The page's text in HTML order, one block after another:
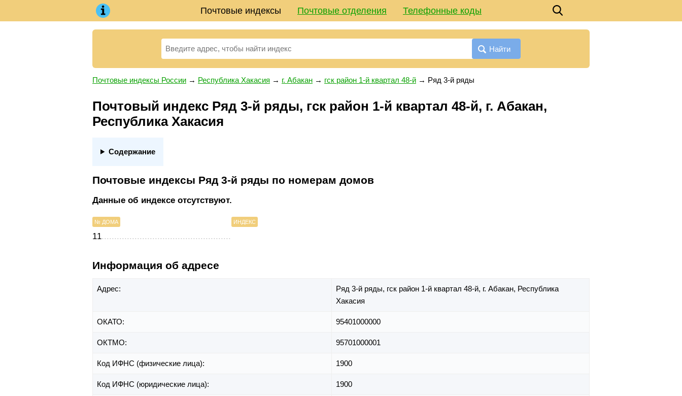
Почтовые индексы Почтовые отделения Телефонные коды
Найти
Почтовые индексы России → Республика Хакасия → г. Абакан → гск район 1-й квартал 48-й → Ряд 3-й ряды
Почтовый индекс Ряд 3-й ряды, гск район 1-й квартал 48-й, г. Абакан,
Республика Хакасия
Содержание
Почтовые индексы Ряд 3-й ряды по номерам домов
Данные об индексе отсутствуют.
№ ДОМА ИНДЕКС
11
Информация об адресе
Адрес: Ряд 3-й ряды, гск район 1-й квартал 48-й, г. Абакан, Республика
Хакасия
ОКАТО: 95401000000
ОКТМО: 95701000001
Код ИФНС (физические лица): 1900
Код ИФНС (юридические лица): 1900